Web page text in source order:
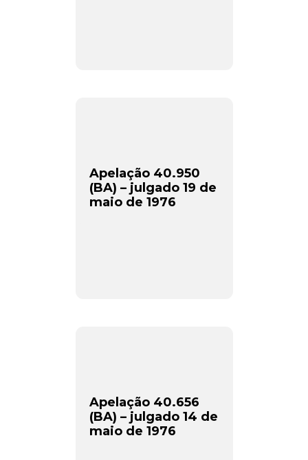
Apelação 40.950
(BA) – julgado 19 de
maio de 1976
Apelação 40.656
(BA) – julgado 14 de
maio de 1976